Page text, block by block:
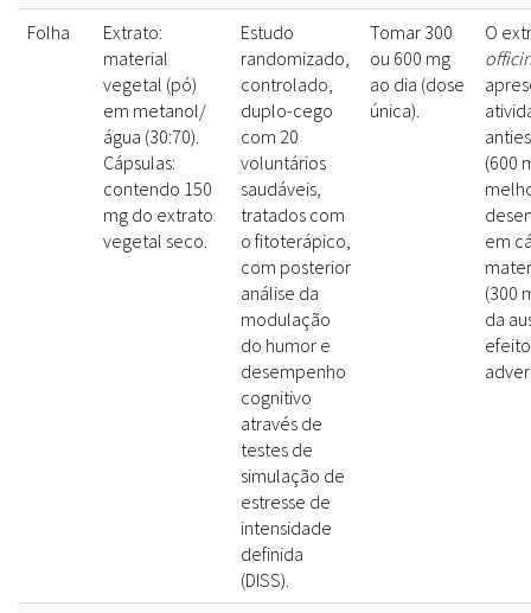
Folha
Extrato:
material
vegetal (pó)
em metanol/
água (30:70).
Cápsulas:
contendo 150
mg do extrato
vegetal seco.
Estudo
randomizado,
controlado,
duplo-cego
com 20
voluntários
saudáveis,
tratados com
o fitoterápico,
com posterior
análise da
modulação
do humor e
desempenho
cognitivo
através de
testes de
simulação de
estresse de
intensidade
definida
(DISS).
Tomar 300
ou 600 mg
ao dia (dose
única).
O
(600
em
(300
da